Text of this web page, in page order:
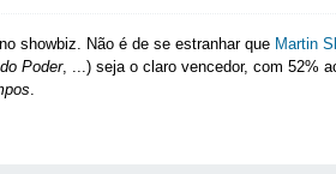
showbiz. Não é de se estranhar que Martin
Poder, ...) seja o claro vencedor, com 52%